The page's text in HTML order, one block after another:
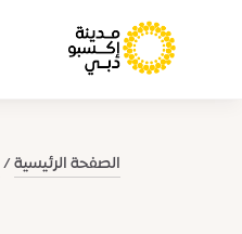
الصفحة الرئيسية